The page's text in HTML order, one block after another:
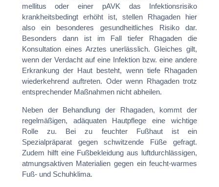
mellitus oder einer pAVK das Infektionsrisiko
krankheitsbedingt erhöht ist, stellen Rhagaden hier
also ein besonderes gesundheitliches Risiko dar.
Besonders dann ist im Fall tiefer Rhagaden die
Konsultation eines Arztes unerlässlich. Gleiches gilt,
wenn der Verdacht auf eine Infektion bzw. eine andere
Erkrankung der Haut besteht, wenn tiefe Rhagaden
wiederkehrend auftreten. Oder wenn Rhagaden trotz
entsprechender Maßnahmen nicht abheilen.
Neben der Behandlung der Rhagaden, kommt der
regelmäßigen, adäquaten Hautpflege eine wichtige
Rolle zu. Bei zu feuchter Fußhaut ist ein
Spezialpräparat gegen schwitzende Füße gefragt.
Zudem hilft eine Fußbekleidung aus luftdurchlässigen,
atmungsaktiven Materialien gegen ein feucht-warmes
Fuß- und Schuhklima.